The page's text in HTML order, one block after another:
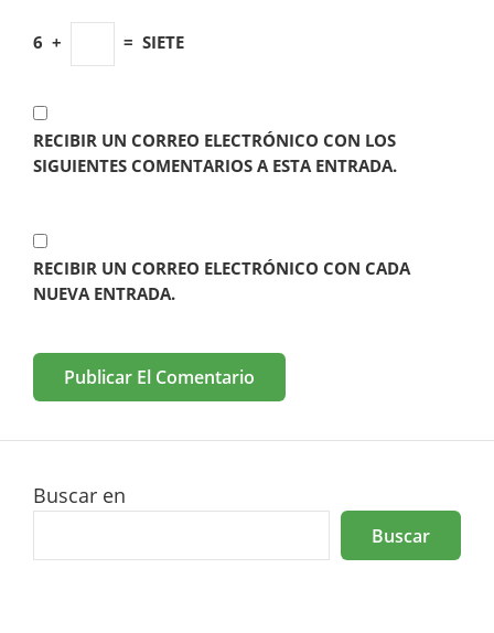
6 + = SIETE
RECIBIR UN CORREO ELECTRÓNICO CON LOS
SIGUIENTES COMENTARIOS A ESTA ENTRADA.
RECIBIR UN CORREO ELECTRÓNICO CON CADA
NUEVA ENTRADA.
Buscar en
Buscar